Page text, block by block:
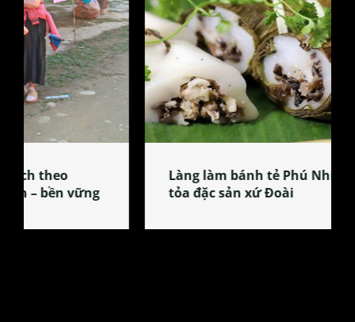
Làng làm bánh tẻ Phú Nhi – nơi lan
tỏa đặc sản xứ Đoài